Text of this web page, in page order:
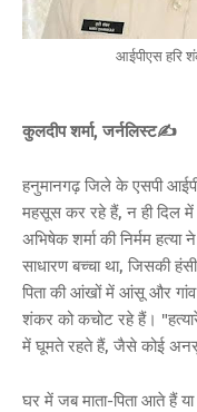
आईपीएस हरि
कुलदीप शर्मा, जर्नलिस्ट✍️
हनुमानगढ़ जिले के एसपी
महसूस कर रहे हैं, न ही दिल
अभिषेक शर्मा की निर्मम
साधारण बच्चा था, जिसकी
पिता की आंखों में आंसू और
शंकर को कचोट रहे हैं।
में घूमते रहते हैं, जैसे कोई
घर में जब माता-पिता आते हैं